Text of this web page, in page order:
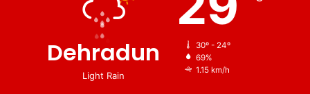
Dehradun
Light Rain
30º - 24º
69%
1.15 km/h